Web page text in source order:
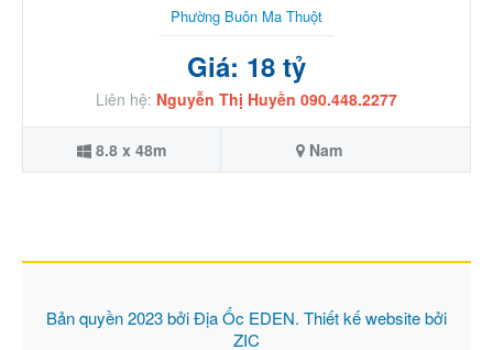
Phường Buôn Ma Thuột
Giá: 18 tỷ
Liên hệ: Nguyễn Thị Huyền 090.448.2277
8.8 x 48m Nam
Bản quyền 2023 bởiĐịa Ốc EDEN. Thiết kế website bởi
ZIC